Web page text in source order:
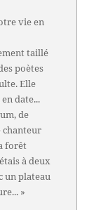
vie en
taillé
poètes
Elle
date...
de
chanteur
forêt
à deux
un plateau
»